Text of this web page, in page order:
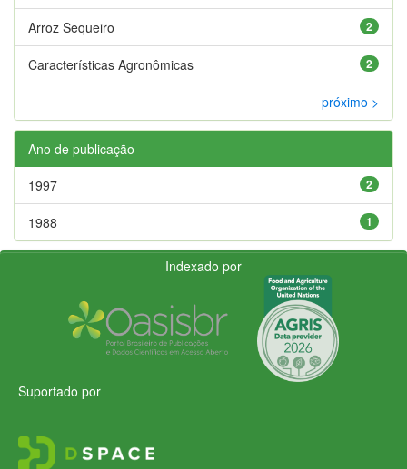
2
Arroz Sequeiro
2
Características Agronômicas
próximo >
Ano de publicação
2
1997
1
1988
Indexado por
Suportado por